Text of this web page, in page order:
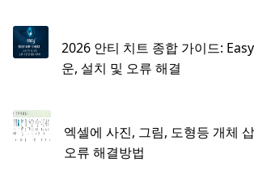
2026 안티 치트 종합 가이드:
운, 설치 및 오류 해결
엑셀에 사진, 그림, 도형등 개체
오류 해결방법